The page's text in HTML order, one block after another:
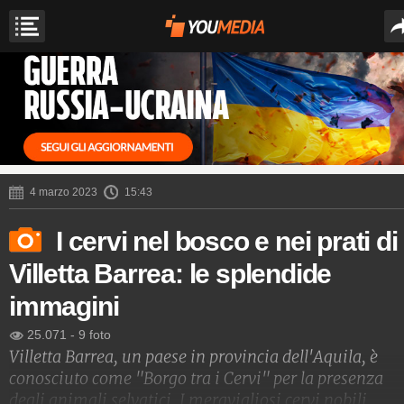
4 marzo 2023 15:43
I cervi nel bosco e nei prati di
Villetta Barrea: le splendide
immagini
25.071 - 9 foto
Villetta Barrea, un paese in provincia dell'Aquila, è
conosciuto come "Borgo tra i Cervi" per la presenza
degli animali selvatici. I meravigliosi cervi nobili